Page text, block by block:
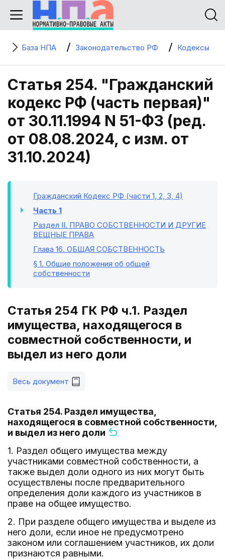
База НПА Законодательство РФ Кодексы
Статья 254. "Гражданский
кодекс РФ (часть первая)"
от 30.11.1994 N 51-ФЗ (ред.
от 08.08.2024, с изм. от
31.10.2024)
Гражданский Кодекс РФ (части 1, 2, 3, 4)
Часть 1
Раздел II. ПРАВО СОБСТВЕННОСТИ И ДРУГИЕ
ВЕЩНЫЕ ПРАВА
Глава 16. ОБЩАЯ СОБСТВЕННОСТЬ
§ 1. Общие положения об общей
собственности
Статья 254 ГК РФ ч.1. Раздел
имущества, находящегося в
совместной собственности, и
выдел из него доли
Весь документ
Статья 254. Раздел имущества,
находящегося в совместной собственности,
и выдел из него доли
1. Раздел общего имущества между
участниками совместной собственности, а
также выдел доли одного из них могут быть
осуществлены после предварительного
определения доли каждого из участников в
праве на общее имущество.
2. При разделе общего имущества и выделе из
него доли, если иное не предусмотрено
законом или соглашением участников, их доли
признаются равными.